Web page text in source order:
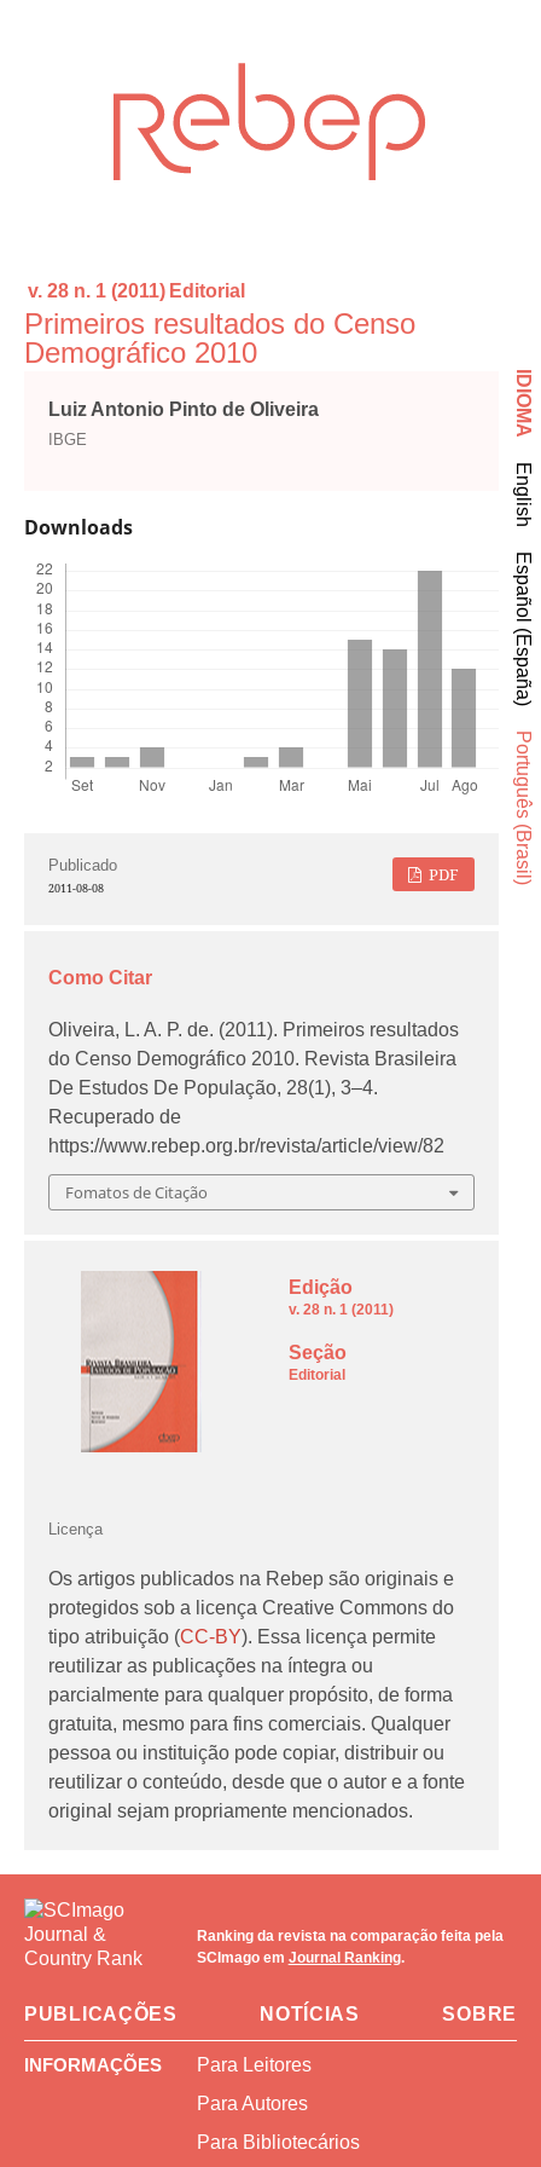
v. 28 n. 1 (2011) Editorial
Primeiros resultados do Censo
Demográfico 2010
Luiz Antonio Pinto de Oliveira
IBGE
Downloads
PDF
Publicado
2011-08-08
Como Citar
Oliveira, L. A. P. de. (2011). Primeiros resultados
do Censo Demográfico 2010. Revista Brasileira
De Estudos De População, 28(1), 3–4.
Recuperado de
https://www.rebep.org.br/revista/article/view/82
Fomatos de Citação
Edição
v. 28 n. 1 (2011)
Seção
Editorial
Licença
Os artigos publicados na Rebep são originais e
protegidos sob a licença Creative Commons do
tipo atribuição (CC-BY). Essa licença permite
reutilizar as publicações na íntegra ou
parcialmente para qualquer propósito, de forma
gratuita, mesmo para fins comerciais. Qualquer
pessoa ou instituição pode copiar, distribuir ou
reutilizar o conteúdo, desde que o autor e a fonte
original sejam propriamente mencionados.
IDIOMA
English
Español (España)
Português (Brasil)
Ranking da revista na comparação feita pela
SCImago em Journal Ranking.
PUBLICAÇÕES NOTÍCIAS SOBRE
INFORMAÇÕES
Para Leitores
Para Autores
Para Bibliotecários